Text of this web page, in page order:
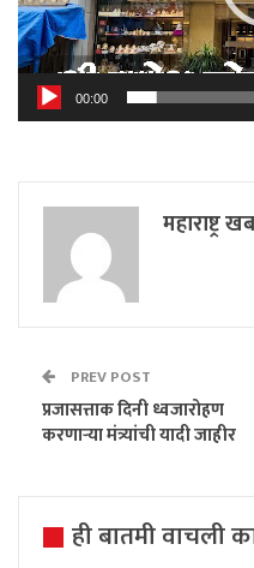
00:00
महाराष्ट्र
PREV POST
प्रजासत्ताक दिनी ध्वजारोहण
करणाऱ्या मंत्र्यांची यादी जाहीर
ही बातमी वाचली